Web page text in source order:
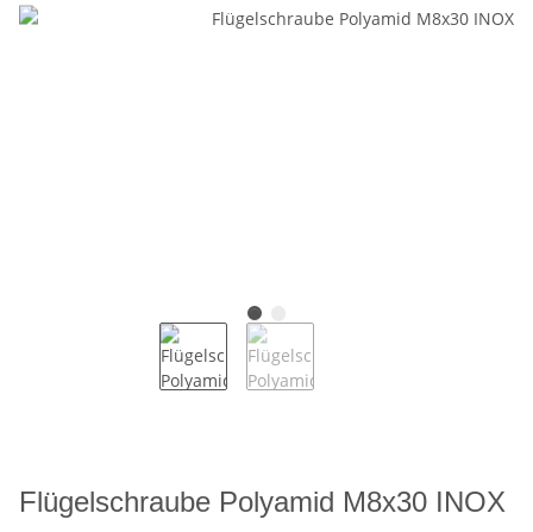
Flügelschraube Polyamid M8x30 INOX